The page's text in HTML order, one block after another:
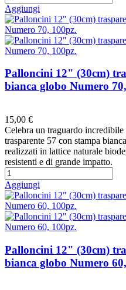
Aggiungi
Palloncini 12" (30cm)
bianca globo Numero
15,00 €
Celebra un traguardo
trasparente 57 con stampa
realizzati in lattice naturale
resistenti e di grande impatto.
Aggiungi
Palloncini 12" (30cm)
bianca globo Numero